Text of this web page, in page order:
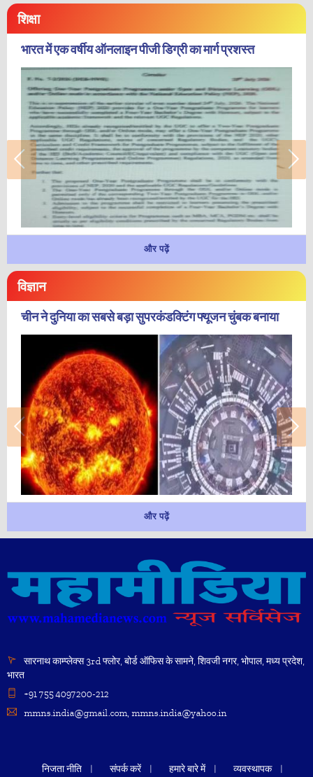
शिक्षा
भारत में एक वर्षीय ऑनलाइन पीजी डिग्री का मार्ग प्रशस्त
और पढ़ें
विज्ञान
चीन ने दुनिया का सबसे बड़ा सुपरकंडक्टिंग फ्यूजन चुंबक बनाया
और पढ़ें
सारनाथ काम्प्लेक्स 3rd फ्लोर, बोर्ड ऑफिस के सामने, शिवजी नगर, भोपाल, मध्य प्रदेश,
भारत
+91 755 4097200-212
mmns.india@gmail.com, mmns.india@yahoo.in
निजता नीति संपर्क करें हमारे बारे में व्यवस्थापक